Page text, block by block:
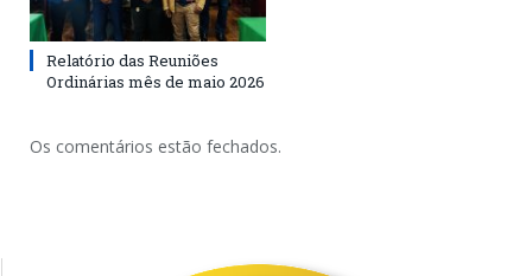
Relatório das Reuniões
Ordinárias mês de maio 2026
Os comentários estão fechados.